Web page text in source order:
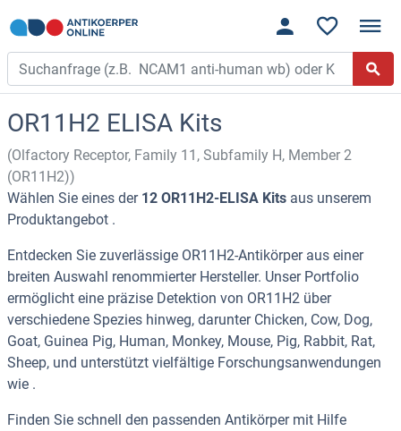
OR11H2 ELISA Kits
(Olfactory Receptor, Family 11, Subfamily H, Member 2
(OR11H2))
Wählen Sie eines der 12 OR11H2-ELISA Kits aus unserem
Produktangebot .
Entdecken Sie zuverlässige OR11H2-Antikörper aus einer
breiten Auswahl renommierter Hersteller. Unser Portfolio
ermöglicht eine präzise Detektion von OR11H2 über
verschiedene Spezies hinweg, darunter Chicken, Cow, Dog,
Goat, Guinea Pig, Human, Monkey, Mouse, Pig, Rabbit, Rat,
Sheep, und unterstützt vielfältige Forschungsanwendungen
wie .
Finden Sie schnell den passenden Antikörper mit Hilfe